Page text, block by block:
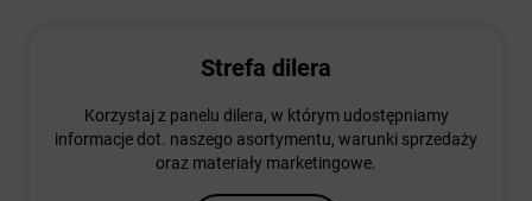
Strefa dilera
Korzystaj z panelu dilera, w którym udostępniamy
informacje dot. naszego asortymentu, warunki sprzedaży
oraz materiały marketingowe.